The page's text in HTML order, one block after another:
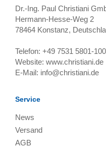
Dr.-Ing. Paul Christiani
Hermann-Hesse-Weg 2
78464 Konstanz,
Telefon: +49 7531 5801-100
Website: www.christiani.de
E-Mail: info@christiani.de
Service
News
Versand
AGB